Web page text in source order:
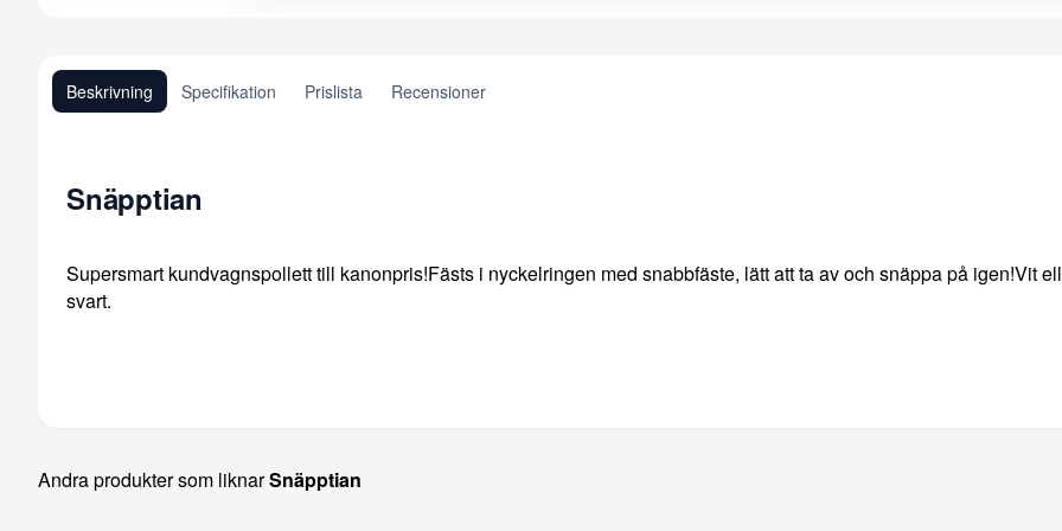
Beskrivning Specifikation Prislista Recensioner
Snäpptian
Supersmart kundvagnspollett till kanonpris!Fästs i nyckelringen med snabbfäste, lätt att ta av och snäppa på igen!Vit
svart.
Andra produkter som liknarSnäpptian